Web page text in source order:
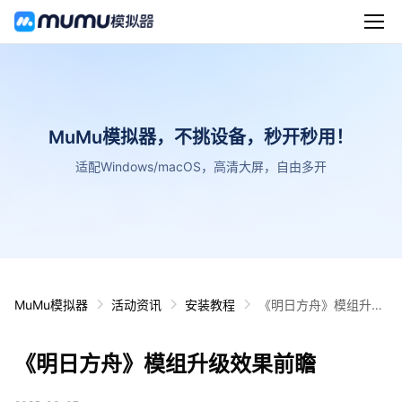
MuMu模拟器，不挑设备，秒开秒用！
适配Windows/macOS，高清大屏，自由多开
MuMu模拟器 活动资讯 安装教程
《明日方舟》模组升级
《明日方舟》模组升级效果前瞻